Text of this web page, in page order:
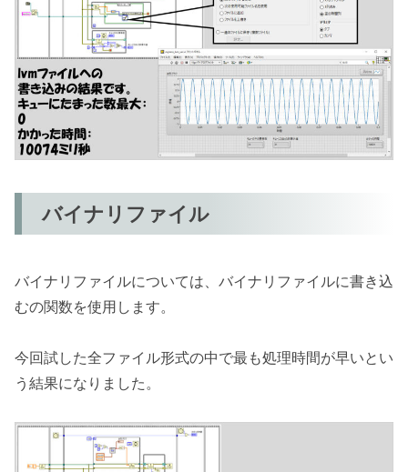
バイナリファイル
バイナリファイルについては、バイナリファイルに書き込
むの関数を使用します。
今回試した全ファイル形式の中で最も処理時間が早いとい
う結果になりました。